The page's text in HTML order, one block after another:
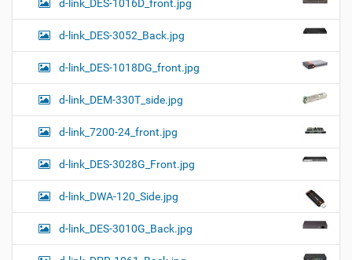
d-link_DES-1016D_front.jpg
d-link_DES-3052_Back.jpg
d-link_DES-1018DG_front.jpg
d-link_DEM-330T_side.jpg
d-link_7200-24_front.jpg
d-link_DES-3028G_Front.jpg
d-link_DWA-120_Side.jpg
d-link_DES-3010G_Back.jpg